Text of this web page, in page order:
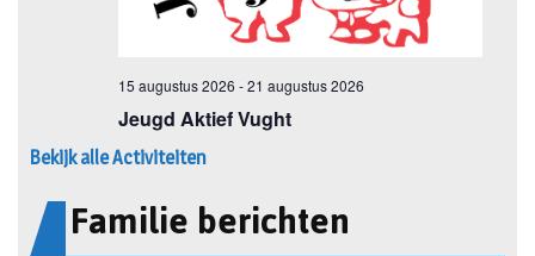
Bekijk alle Activiteiten
Familie berichten